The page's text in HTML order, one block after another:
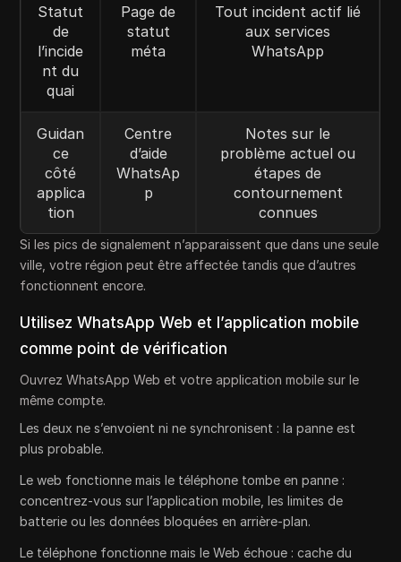
Statut
de
l’incide
nt du
quai
Page de
statut
méta
Tout incident actif lié
aux services
WhatsApp
Guidan
ce
côté
applica
tion
Centre
d’aide
WhatsAp
p
Notes sur le
problème actuel ou
étapes de
contournement
connues
Si les pics de signalement n’apparaissent que dans une seule
ville, votre région peut être affectée tandis que d’autres
fonctionnent encore.
Utilisez WhatsApp Web et l’application mobile
comme point de vérification
Ouvrez WhatsApp Web et votre application mobile sur le
même compte.
Les deux ne s’envoient ni ne synchronisent : la panne est
plus probable.
Le web fonctionne mais le téléphone tombe en panne :
concentrez-vous sur l’application mobile, les limites de
batterie ou les données bloquées en arrière-plan.
Le téléphone fonctionne mais le Web échoue : cache du